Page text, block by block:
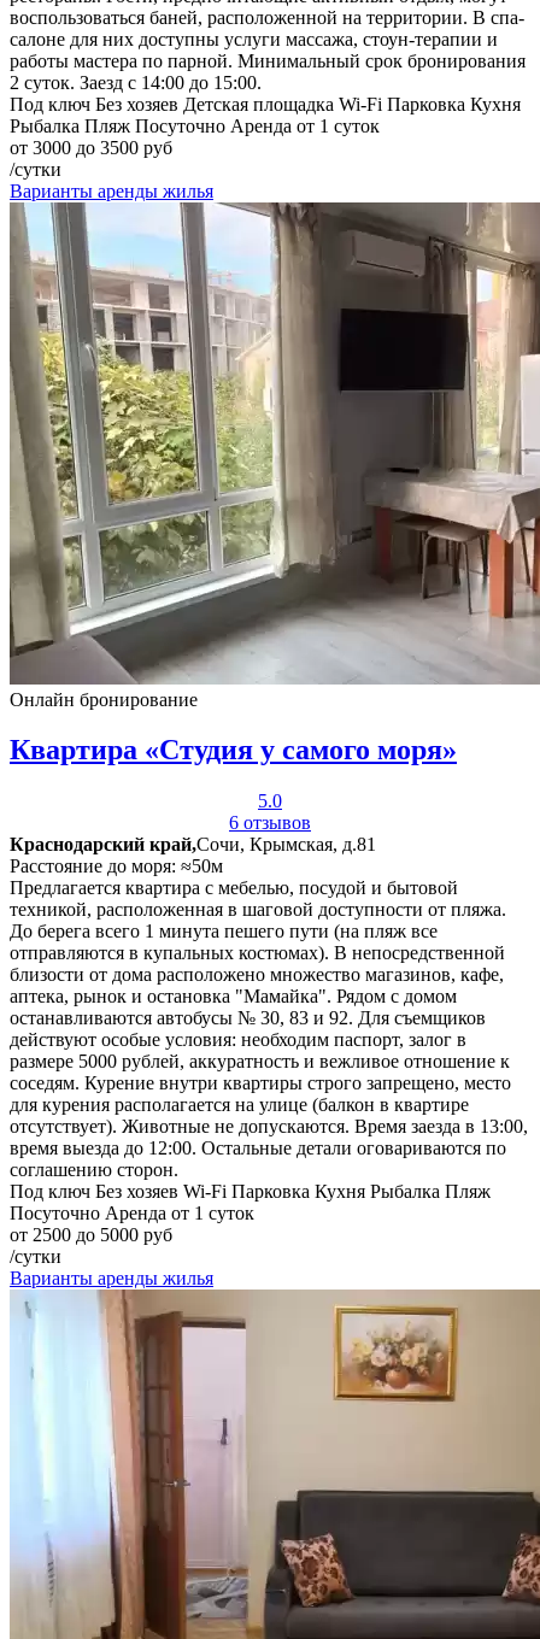
воспользоваться баней, расположенной на территории. В спа-
салоне для них доступны услуги массажа, стоун-терапии и
работы мастера по парной. Минимальный срок бронирования
2 суток. Заезд с 14:00 до 15:00.
Под ключ Без хозяев Детская площадка Wi-Fi Парковка Кухня
Рыбалка Пляж Посуточно Аренда от 1 суток
от 3000 до 3500 руб
/сутки
Варианты аренды жилья
Онлайн бронирование
Квартира «Студия у самого моря»
5.0
6 отзывов
Краснодарский край,Сочи, Крымская, д.81
Расстояние до моря: ≈50м
Предлагается квартира с мебелью, посудой и бытовой
техникой, расположенная в шаговой доступности от пляжа.
До берега всего 1 минута пешего пути (на пляж все
отправляются в купальных костюмах). В непосредственной
близости от дома расположено множество магазинов, кафе,
аптека, рынок и остановка "Мамайка". Рядом с домом
останавливаются автобусы № 30, 83 и 92. Для съемщиков
действуют особые условия: необходим паспорт, залог в
размере 5000 рублей, аккуратность и вежливое отношение к
соседям. Курение внутри квартиры строго запрещено, место
для курения располагается на улице (балкон в квартире
отсутствует). Животные не допускаются. Время заезда в 13:00,
время выезда до 12:00. Остальные детали оговариваются по
соглашению сторон.
Под ключ Без хозяев Wi-Fi Парковка Кухня Рыбалка Пляж
Посуточно Аренда от 1 суток
от 2500 до 5000 руб
/сутки
Варианты аренды жилья